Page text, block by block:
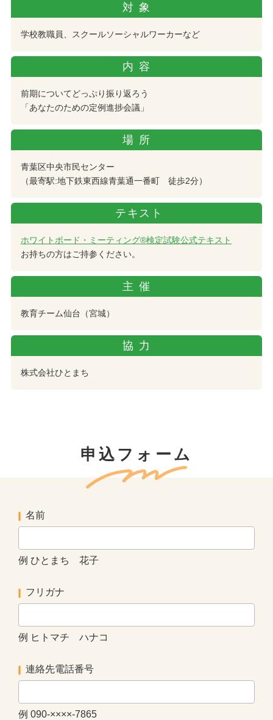
対象
学校教職員、スクールソーシャルワーカーなど
内容
前期についてどっぷり振り返ろう
「あなたのための定例進捗会議」
場所
青葉区中央市民センター
（最寄駅:地下鉄東西線青葉通一番町 徒歩2分）
テキスト
ホワイトボード・ミーティング®検定試験公式テキスト
お持ちの方はご持参ください。
主催
教育チーム仙台（宮城）
協力
株式会社ひとまち
申込フォーム
名前
例 ひとまち 花子
フリガナ
例 ヒトマチ ハナコ
連絡先電話番号
例 090-××××-7865